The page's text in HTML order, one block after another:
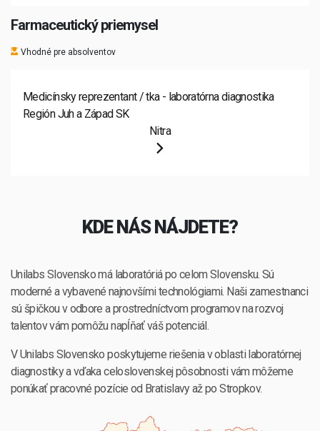
Farmaceutický priemysel
Vhodné pre absolventov
Medicínsky reprezentant / tka - laboratórna diagnostika
Región Juh a Západ SK
Nitra
KDE NÁS NÁJDETE?
Unilabs Slovensko má laboratóriá po celom Slovensku. Sú
moderné a vybavené najnovšími technológiami. Naši zamestnanci
sú špičkou v odbore a prostredníctvom programov na rozvoj
talentov vám pomôžu napĺňať váš potenciál.
V Unilabs Slovensko poskytujeme riešenia v oblasti laboratórnej
diagnostiky a vďaka celoslovenskej pôsobnosti vám môžeme
ponúkať pracovné pozície od Bratislavy až po Stropkov.